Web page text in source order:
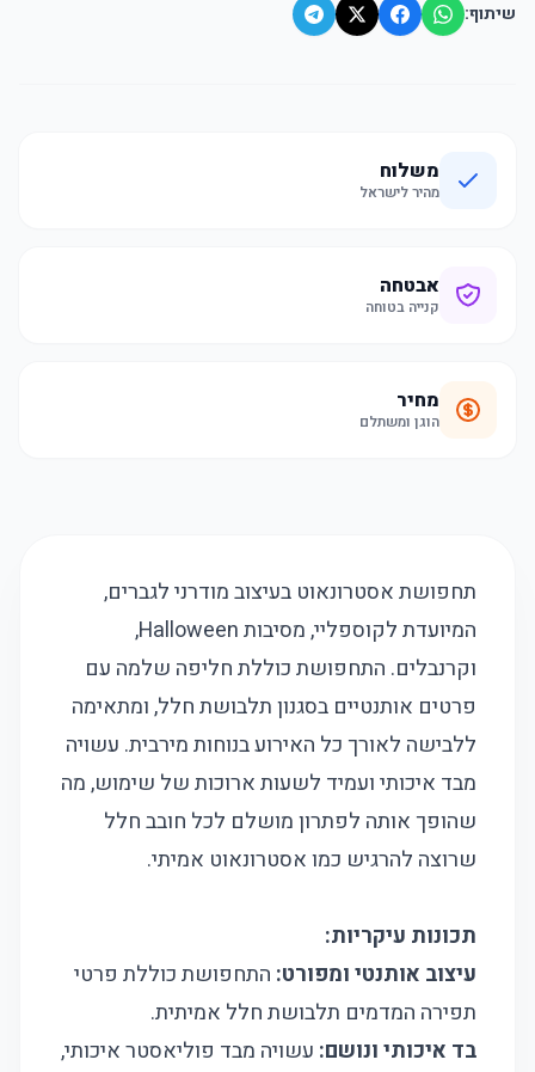
שיתוף:
משלוח
מהיר לישראל
אבטחה
קנייה בטוחה
מחיר
הוגן ומשתלם
תחפושת אסטרונאוט בעיצוב מודרני לגברים,
המיועדת לקוספליי, מסיבות Halloween,
וקרנבלים. התחפושת כוללת חליפה שלמה עם
פרטים אותנטיים בסגנון תלבושת חלל, ומתאימה
ללבישה לאורך כל האירוע בנוחות מירבית. עשויה
מבד איכותי ועמיד לשעות ארוכות של שימוש, מה
שהופך אותה לפתרון מושלם לכל חובב חלל
שרוצה להרגיש כמו אסטרונאוט אמיתי.
תכונות עיקריות:
עיצוב אותנטי ומפורט: התחפושת כוללת פרטי
תפירה המדמים תלבושת חלל אמיתית.
בד איכותי ונושם: עשויה מבד פוליאסטר איכותי,